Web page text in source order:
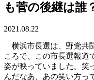
も菅の後継は誰
2021.08.22
横浜市長選は、野党共
ころで、この市長選報道
姿が映っていました。笑
んだなあ、あの笑い方っ